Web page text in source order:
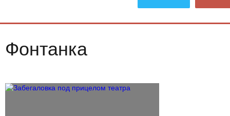
Фонтанка